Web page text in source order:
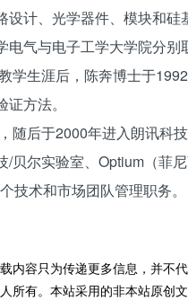
计、光学器件、模块和
气与电子工学大学院分
学生涯后，陈奔博士于
方法。
随后于2000年进入朗讯科
尔实验室、Optium（菲
技术和市场团队管理职务。
内容只为传递更多信息，并不
所有。本站采用的非本站原创